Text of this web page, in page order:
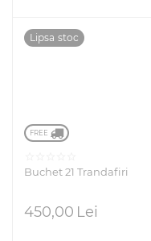
Lipsa stoc
FREE
Buchet 21 Trandafiri
450,00 Lei